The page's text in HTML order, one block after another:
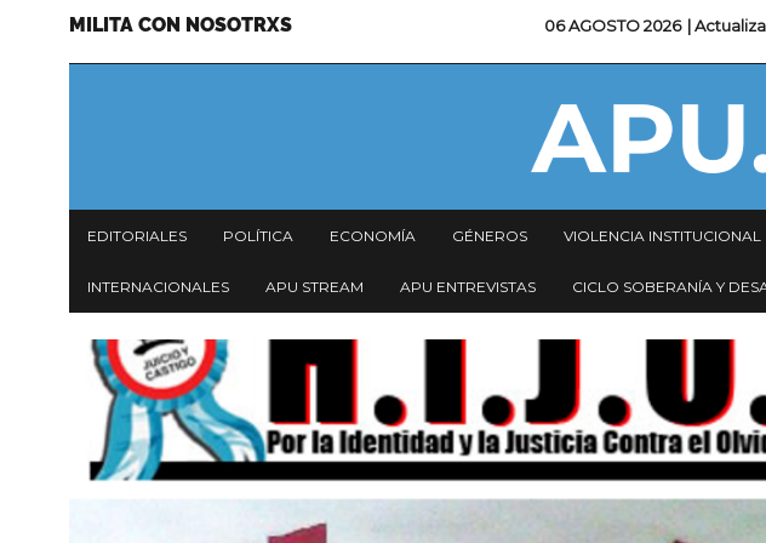
Menu
MILITA CON NOSOTRXS 06 AGOSTO 2026 |
Navegación
principal
EDITORIALES POLÍTICA ECONOMÍA GÉNEROS VIOLENCIA INSTITUCIONAL
INTERNACIONALES APU STREAM APU ENTREVISTAS CICLO SOBERANÍA Y
Imagen